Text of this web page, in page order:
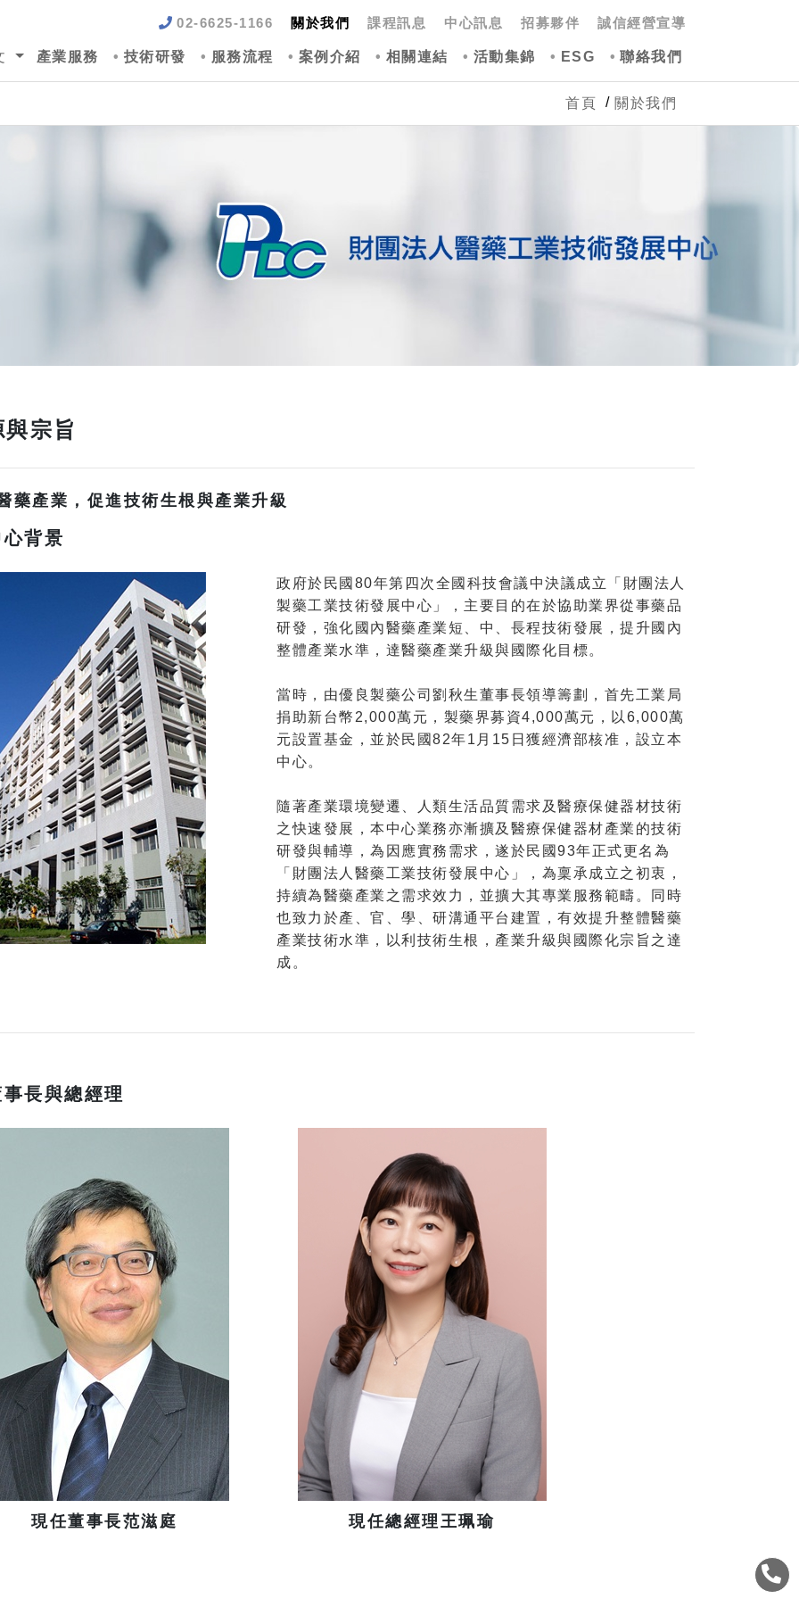
02-6625-1166 關於我們 課程訊息 中心訊息 招募夥伴 誠信經營宣導
產業服務 技術研發 服務流程 案例介紹 相關連結 活動集錦 ESG 聯絡我們
首頁 關於我們
宗旨
藥產業，促進技術生根與產業升級
背景
政府於民國80年第四次全國科技會議中決議成立「財團法人
製藥工業技術發展中心」，主要目的在於協助業界從事藥品
研發，強化國內醫藥產業短、中、長程技術發展，提升國內
整體產業水準，達醫藥產業升級與國際化目標。
當時，由優良製藥公司劉秋生董事長領導籌劃，首先工業局
捐助新台幣2,000萬元，製藥界募資4,000萬元，以6,000萬
元設置基金，並於民國82年1月15日獲經濟部核准，設立本
中心。
隨著產業環境變遷、人類生活品質需求及醫療保健器材技術
之快速發展，本中心業務亦漸擴及醫療保健器材產業的技術
研發與輔導，為因應實務需求，遂於民國93年正式更名為
「財團法人醫藥工業技術發展中心」，為稟承成立之初衷，
持續為醫藥產業之需求效力，並擴大其專業服務範疇。同時
也致力於產、官、學、研溝通平台建置，有效提升整體醫藥
產業技術水準，以利技術生根，產業升級與國際化宗旨之達
成。
長與總經理
現任董事長范滋庭 現任總經理王珮瑜